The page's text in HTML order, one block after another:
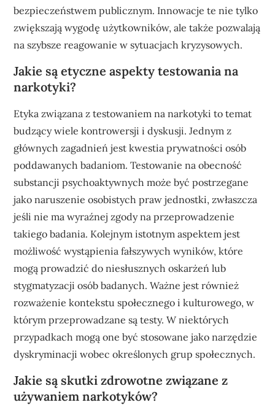
bezpieczeństwem publicznym. Innowacje te nie tylko
zwiększają wygodę użytkowników, ale także pozwalają
na szybsze reagowanie w sytuacjach kryzysowych.
Jakie są etyczne aspekty testowania na
narkotyki?
Etyka związana z testowaniem na narkotyki to temat
budzący wiele kontrowersji i dyskusji. Jednym z
głównych zagadnień jest kwestia prywatności osób
poddawanych badaniom. Testowanie na obecność
substancji psychoaktywnych może być postrzegane
jako naruszenie osobistych praw jednostki, zwłaszcza
jeśli nie ma wyraźnej zgody na przeprowadzenie
takiego badania. Kolejnym istotnym aspektem jest
możliwość wystąpienia fałszywych wyników, które
mogą prowadzić do niesłusznych oskarżeń lub
stygmatyzacji osób badanych. Ważne jest również
rozważenie kontekstu społecznego i kulturowego, w
którym przeprowadzane są testy. W niektórych
przypadkach mogą one być stosowane jako narzędzie
dyskryminacji wobec określonych grup społecznych.
Jakie są skutki zdrowotne związane z
używaniem narkotyków?